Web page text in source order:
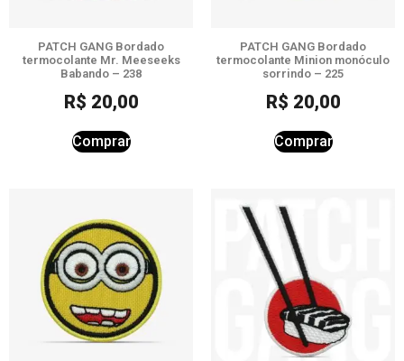
PATCH GANG Bordado
termocolante Mr. Meeseeks
Babando – 238
R$ 20,00
Comprar
PATCH GANG Bordado
termocolante Minion monóculo
sorrindo – 225
R$ 20,00
Comprar